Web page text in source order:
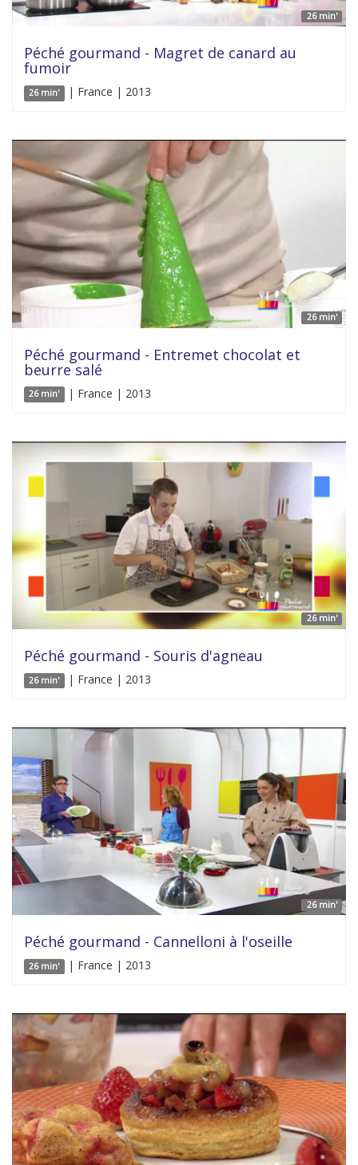
26 min'
Péché gourmand - Magret de canard au
fumoir
26 min' | France | 2013
26 min'
Péché gourmand - Entremet chocolat et
beurre salé
26 min' | France | 2013
26 min'
Péché gourmand - Souris d'agneau
26 min' | France | 2013
26 min'
Péché gourmand - Cannelloni à l'oseille
26 min' | France | 2013